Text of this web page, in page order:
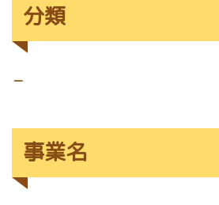
分類
－
事業名